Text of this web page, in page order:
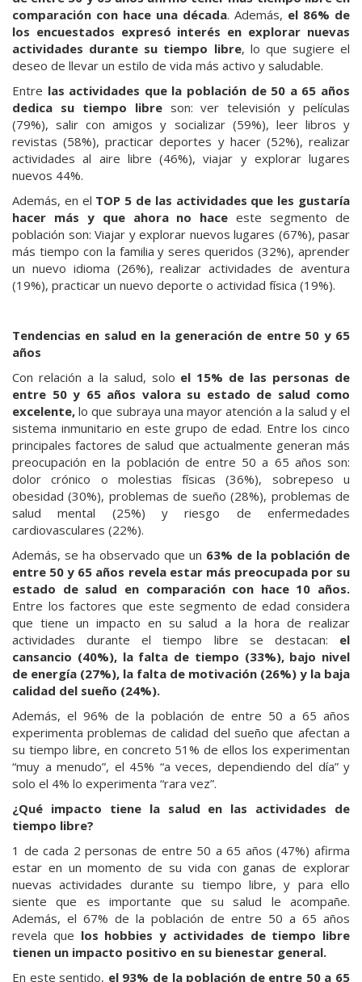
comparación con hace una década. Además, el 86% de
los encuestados expresó interés en explorar nuevas
actividades durante su tiempo libre, lo que sugiere el
deseo de llevar un estilo de vida más activo y saludable.
Entre las actividades que la población de 50 a 65 años
dedica su tiempo libreson: ver televisión y películas
(79%), salir con amigos y socializar (59%), leer libros y
revistas (58%), practicar deportes y hacer (52%), realizar
actividades al aire libre (46%), viajar y explorar lugares
nuevos 44%.
Además, en el TOP 5 de las actividades que les gustaría
hacer más y que ahora no hace este segmento de
población son: Viajar y explorar nuevos lugares (67%), pasar
más tiempo con la familia y seres queridos (32%), aprender
un nuevo idioma (26%), realizar actividades de aventura
(19%), practicar un nuevo deporte o actividad física (19%).
Tendencias en salud en la generación de entre 50 y 65
años
Con relación a la salud, solo el 15% de las personas de
entre 50 y 65 años valora su estado de salud como
excelente, lo que subraya una mayor atención a la salud y el
sistema inmunitario en este grupo de edad. Entre los cinco
principales factores de salud que actualmente generan más
preocupación en la población de entre 50 a 65 años son:
dolor crónico o molestias físicas (36%), sobrepeso u
obesidad (30%), problemas de sueño (28%), problemas de
salud mental (25%) y riesgo de enfermedades
cardiovasculares (22%).
Además, se ha observado que un 63% de la población de
entre 50 y 65 años revela estar más preocupada por su
estado de salud en comparación con hace 10 años.
Entre los factores que este segmento de edad considera
que tiene un impacto en su salud a la hora de realizar
actividades durante el tiempo libre se destacan: el
cansancio (40%), la falta de tiempo (33%), bajo nivel
de energía (27%), la falta de motivación (26%) y la baja
calidad del sueño (24%).
Además, el 96% de la población de entre 50 a 65 años
experimenta problemas de calidad del sueño que afectan a
su tiempo libre, en concreto 51% de ellos los experimentan
“muy a menudo”, el 45% “a veces, dependiendo del día” y
solo el 4% lo experimenta “rara vez”.
¿Qué impacto tiene la salud en las actividades de
tiempo libre?
1 de cada 2 personas de entre 50 a 65 años (47%) afirma
estar en un momento de su vida con ganas de explorar
nuevas actividades durante su tiempo libre, y para ello
siente que es importante que su salud le acompañe.
Además, el 67% de la población de entre 50 a 65 años
revela que los hobbies y actividades de tiempo libre
tienen un impacto positivo en su bienestar general.
En este sentido, el 93% de la población de entre 50 a 65